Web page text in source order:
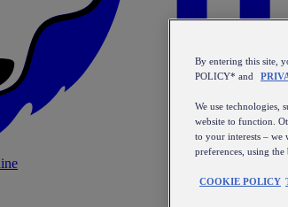
By entering this site,
POLICY* and
We use technologies,
website to function.
to your interests – we
preferences, using the
COOKIE POLICY